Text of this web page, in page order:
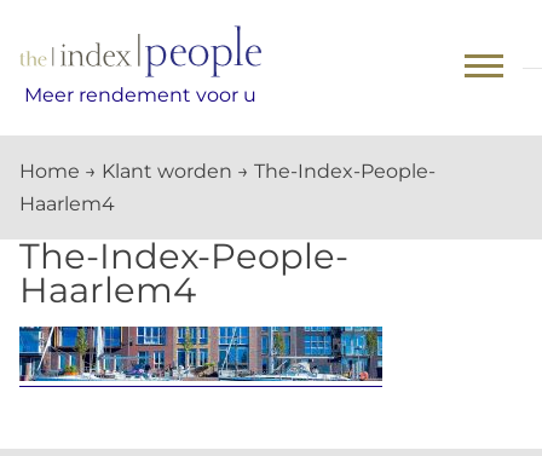
Meer rendement voor u
Home → Klant worden → The-Index-People-
Haarlem4
The-Index-People-
Haarlem4